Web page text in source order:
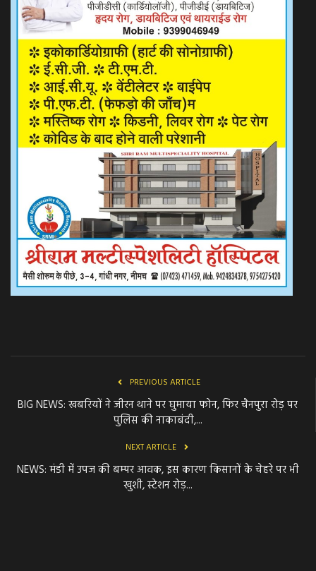
PREVIOUS ARTICLE
BIG NEWS: खबरियों ने जीरन थाने पर घुमाया फोन, फिर चैनपुरा रोड़ पर
पुलिस की नाकाबंदी,...
NEXT ARTICLE
NEWS: मंडी में उपज की बम्पर आवक, इस कारण किसानों के चेहरे पर भी
खुशी, स्टेशन रोड़...